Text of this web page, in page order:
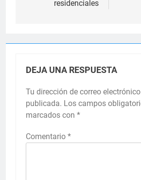
residenciales
DEJA UNA RESPUESTA
Tu dirección de correo
publicada. Los campos
marcados con *
Comentario *